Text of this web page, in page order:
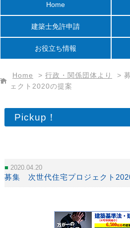
Home
建築士免許申請
お役立ち情報
Home > 行政・関係団体より >
ェクト2020の提案
Pickup！
2020.04.20
募集 次世代住宅プロジェクト